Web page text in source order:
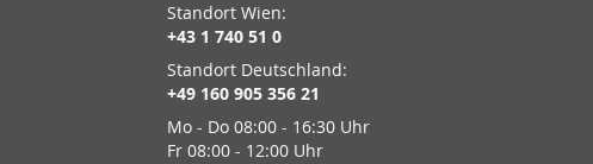
Standort Wien:
+43 1 740 51 0
Standort Deutschland:
+49 160 905 356 21
Mo - Do 08:00 - 16:30 Uhr
Fr 08:00 - 12:00 Uhr